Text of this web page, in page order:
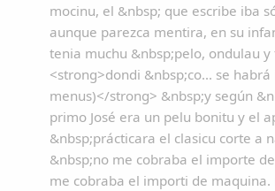
mocinu, el &nbsp; que escribe iba
aunque parezca mentira, en su
tenia muchu &nbsp;pelo, ondulau y
<strong>dondi &nbsp;co... se
menus)</strong> &nbsp;y según
primo José era un pelu bonitu y el
&nbsp;prácticara el clasicu corte a
&nbsp;no me cobraba el importe
me cobraba el importi de maquina.